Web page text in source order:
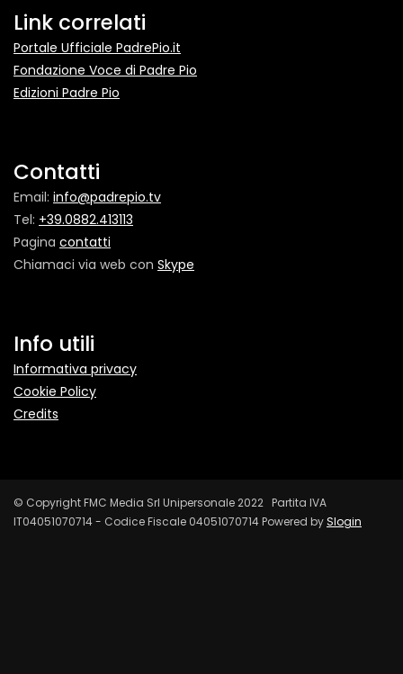
Link correlati
Portale Ufficiale PadrePio.it
Fondazione Voce di Padre Pio
Edizioni Padre Pio
Contatti
Email: info@padrepio.tv
Tel: +39.0882.413113
Pagina contatti
Chiamaci via web con Skype
Info utili
Informativa privacy
Cookie Policy
Credits
© Copyright FMC Media Srl Unipersonale 2022 Partita IVA
IT04051070714 - Codice Fiscale 04051070714 Powered bySlogin